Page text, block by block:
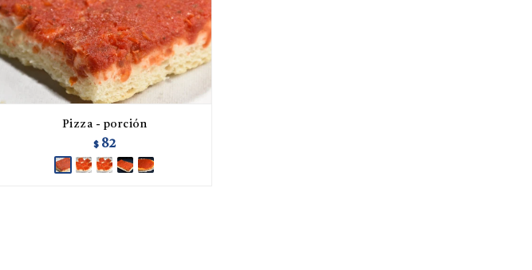
Pizza - porción
$ 82